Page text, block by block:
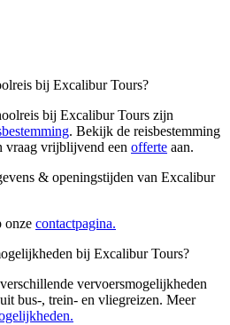
bij Excalibur Tours?
bij Excalibur Tours zijn
. Bekijk de reisbestemming
vraag vrijblijvend een offerte aan.
& openingstijden van Excalibur
onze contactpagina.
bij Excalibur Tours?
vervoersmogelijkheden
bus-, trein- en vliegreizen. Meer